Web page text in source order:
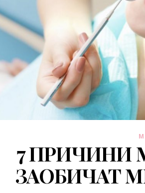
7 ПРИЧИНИ
ЗАОБИЧАТ